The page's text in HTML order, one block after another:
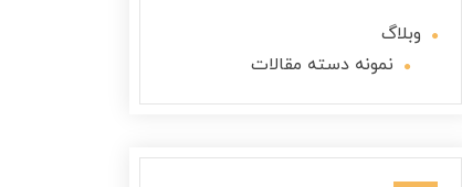
وبلاگ
نمونه دسته مقالات